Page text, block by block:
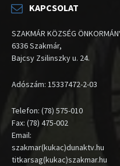
KAPCSOLAT
SZAKMÁR KÖZSÉG
6336 Szakmár,
Bajcsy Zsilinszky u. 24.
Adószám: 15337472-2-03
Telefon: (78) 575-010
Fax: (78) 475-002
Email:
szakmar(kukac)dunaktv.hu
titkarsag(kukac)szakmar.hu